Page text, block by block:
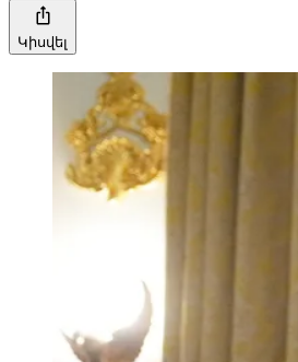
Կիսվել